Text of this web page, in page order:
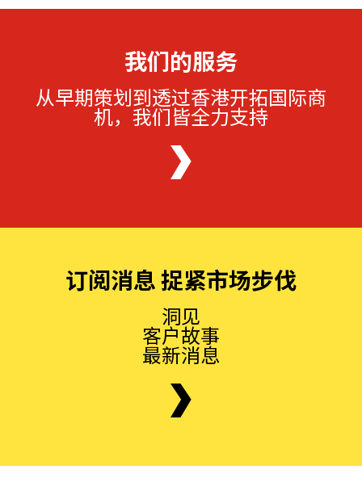
我们的服务
从早期策划到透过香港开拓国际商
机，我们皆全力支持
订阅消息 捉紧市场步伐
洞见
客户故事
最新消息